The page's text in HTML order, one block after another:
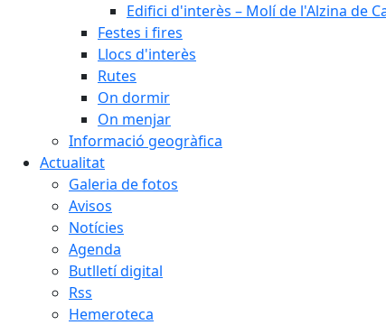
Edifici d'interès – Molí de l'Alzina de
Festes i fires
Llocs d'interès
Rutes
On dormir
On menjar
Informació geogràfica
Actualitat
Galeria de fotos
Avisos
Notícies
Agenda
Butlletí digital
Rss
Hemeroteca